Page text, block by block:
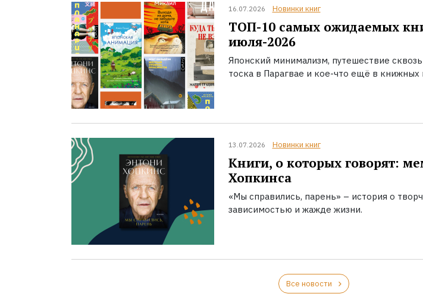
16.07.2026 Новинки книг
ТОП-10 самых ожидаемых
июля-2026
Японский минимализм, путешествие
тоска в Парагвае и кое-что ещё в книжных
13.07.2026 Новинки книг
Книги, о которых говорят:
Хопкинса
«Мы справились, парень» – история о
зависимостью и жажде жизни.
Все новости